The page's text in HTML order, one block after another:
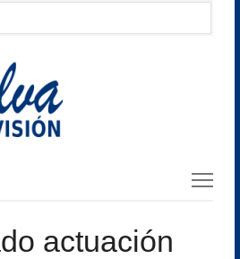
actuación